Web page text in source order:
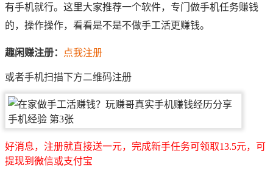
有手机就行。这里大家推荐一个软件，专门做手机任务赚钱
的，操作操作，看看是不是不做手工活更赚钱。
趣闲赚注册： 点我注册
或者手机扫描下方二维码注册
好消息，注册就直接送一元，完成新手任务可领取13.5元，可
提现到微信或支付宝